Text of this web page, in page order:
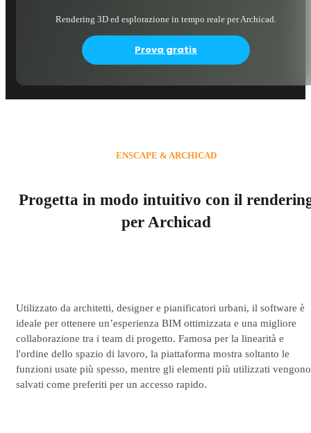
Rendering 3D ed esplorazione in tempo reale per Archicad.
Prova gratis
Progetta in modo intuitivo con il
per Archicad
ENSCAPE & ARCHICAD
Utilizzato da architetti, designer e pianificatori urbani, il software è
ideale per ottenere un’esperienza BIM ottimizzata e una migliore
collaborazione tra i team di progetto. Famosa per la linearità e
l'ordine dello spazio di lavoro, la piattaforma mostra soltanto le
funzioni usate più spesso, mentre gli elementi più utilizzati vengono
salvati come preferiti per un accesso rapido.